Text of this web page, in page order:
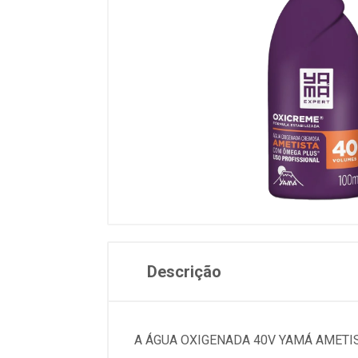
Descrição
A ÁGUA OXIGENADA 40V YAMÁ